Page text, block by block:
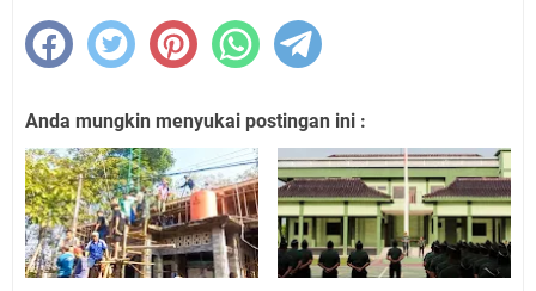
Anda mungkin menyukai postingan ini :